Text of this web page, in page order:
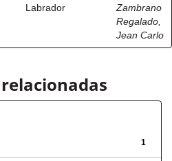
Labrador
Zambrano
Regalado,
Jean Carlo
1